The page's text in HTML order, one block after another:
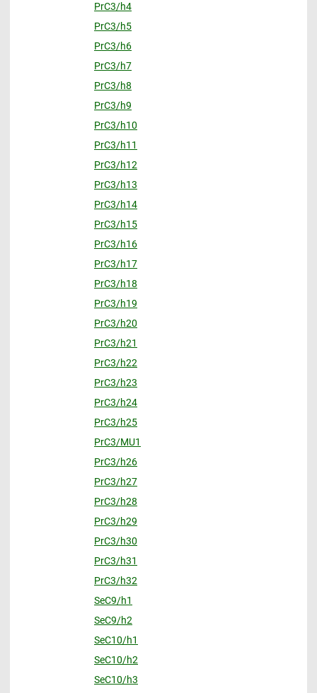
PrC3/h4
PrC3/h5
PrC3/h6
PrC3/h7
PrC3/h8
PrC3/h9
PrC3/h10
PrC3/h11
PrC3/h12
PrC3/h13
PrC3/h14
PrC3/h15
PrC3/h16
PrC3/h17
PrC3/h18
PrC3/h19
PrC3/h20
PrC3/h21
PrC3/h22
PrC3/h23
PrC3/h24
PrC3/h25
PrC3/MU1
PrC3/h26
PrC3/h27
PrC3/h28
PrC3/h29
PrC3/h30
PrC3/h31
PrC3/h32
SeC9/h1
SeC9/h2
SeC10/h1
SeC10/h2
SeC10/h3